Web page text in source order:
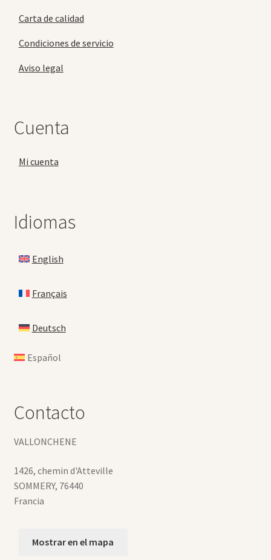
Carta de calidad
Condiciones de servicio
Aviso legal
Cuenta
Mi cuenta
Idiomas
English
Français
Deutsch
Español
Contacto
VALLONCHENE
1426, chemin d'Atteville
SOMMERY, 76440
Francia
Mostrar en el mapa